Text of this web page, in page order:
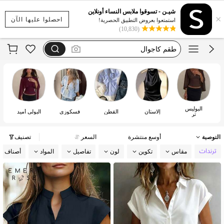
احصلوا عليها الآن ×
شيـن - تسوقوا ملابس النساء أونلاين
استمتعوا بعروض التطبيق الحصرية!
(10,830)
motf
anewsta
طقم كاجوال
dazy
البوليس
تر
إلاستان القطن فسكوزي البولي أميد
التوصية أوسع منتشرة السعر تصنيف
مقاس تكوين لون تفاصيل المواد أصناف